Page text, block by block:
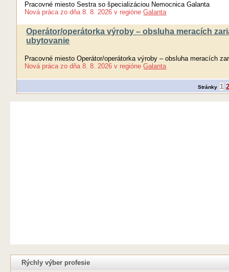
Pracovné miesto Sestra so špecializáciou Nemocnica Galanta
Nová práca zo dňa 8. 8. 2026 v regióne Galanta
Operátor/operátorka výroby – obsluha meracích
ubytovanie
Pracovné miesto Operátor/operátorka výroby – obsluha meracích
Nová práca zo dňa 8. 8. 2026 v regióne Galanta
Stránky 1
Rýchly výber profesie